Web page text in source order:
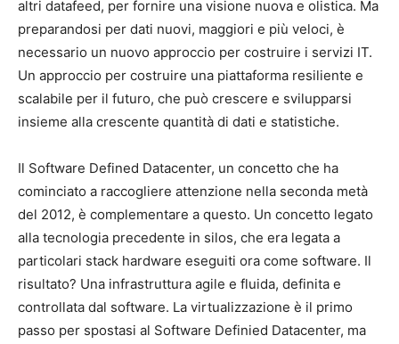
altri datafeed, per fornire una visione nuova e olistica. Ma
preparandosi per dati nuovi, maggiori e più veloci, è
necessario un nuovo approccio per costruire i servizi IT.
Un approccio per costruire una piattaforma resiliente e
scalabile per il futuro, che può crescere e svilupparsi
insieme alla crescente quantità di dati e statistiche.
Il Software Defined Datacenter, un concetto che ha
cominciato a raccogliere attenzione nella seconda metà
del 2012, è complementare a questo. Un concetto legato
alla tecnologia precedente in silos, che era legata a
particolari stack hardware eseguiti ora come software. Il
risultato? Una infrastruttura agile e fluida, definita e
controllata dal software. La virtualizzazione è il primo
passo per spostasi al Software Definied Datacenter, ma